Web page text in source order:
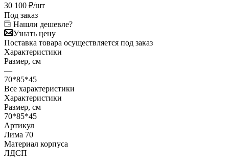
30 100 ₽/шт
Под заказ
Нашли дешевле?
Узнать цену
Поставка товара осуществляется под заказ
Характеристики
Размер, см
—
70*85*45
Все характеристики
Характеристики
Размер, см
70*85*45
Артикул
Лима 70
Материал корпуса
ЛДСП